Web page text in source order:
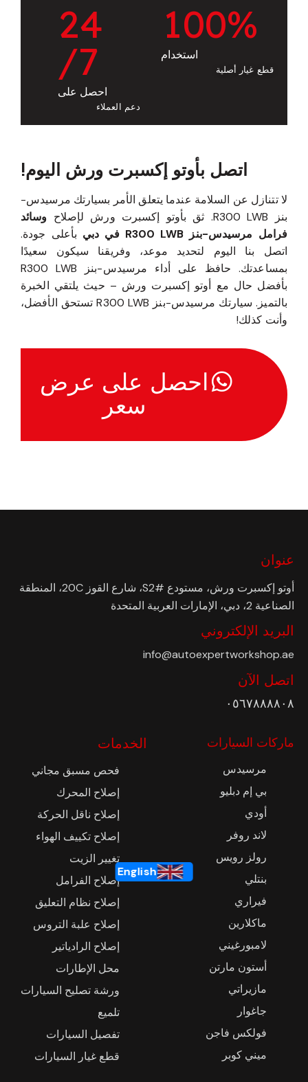
English
100%
استخدام
قطع غيار أصلية
24
/7
احصل على
دعم العملاء
اتصل بأوتو إكسبرت ورش اليوم!
لا تتنازل عن السلامة عندما يتعلق الأمر بسيارتك مرسيدس-
بنز R300 LWB. ثق بأوتو إكسبرت ورش لإصلاح
وسائد
فرامل مرسيدس-بنز R300 LWB في دبي
بأعلى جودة.
اتصل بنا اليوم لتحديد موعد، وفريقنا سيكون سعيدًا
بمساعدتك. حافظ على أداء مرسيدس-بنز R300 LWB
بأفضل حال مع أوتو إكسبرت ورش – حيث يلتقي الخبرة
بالتميز. سيارتك مرسيدس-بنز R300 LWB تستحق الأفضل،
وأنت كذلك!
احصل على عرض
سعر
عنوان
أوتو إكسبرت ورش، مستودع #S2، شارع القوز 20C، المنطقة
الصناعية 2، دبي، الإمارات العربية المتحدة
البريد الإلكتروني
info@autoexpertworkshop.ae
اتصل الآن
٠٥٦٧٨٨٨٨٠٨
ماركات السيارات
مرسيدس
بي إم دبليو
أودي
لاند روفر
رولز رويس
بنتلي
فيراري
ماكلارين
لامبورغيني
أستون مارتن
مازيراتي
جاغوار
فولكس فاجن
ميني كوبر
الخدمات
فحص مسبق مجاني
إصلاح المحرك
إصلاح ناقل الحركة
إصلاح تكييف الهواء
تغيير الزيت
إصلاح الفرامل
إصلاح نظام التعليق
إصلاح علبة التروس
إصلاح الرادياتير
محل الإطارات
ورشة تصليح السيارات
تلميع
تفصيل السيارات
قطع غيار السيارات